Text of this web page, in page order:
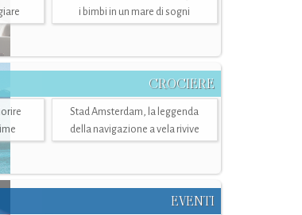
i bimbi in un mare di sogni
CROCIERE
Stad Amsterdam, la leggenda
della navigazione a vela rivive
EVENTI